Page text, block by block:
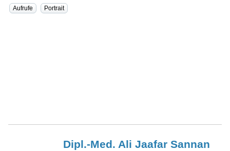
Aufrufe
Portrait
Dipl.-Med. AliJaafar Sannan